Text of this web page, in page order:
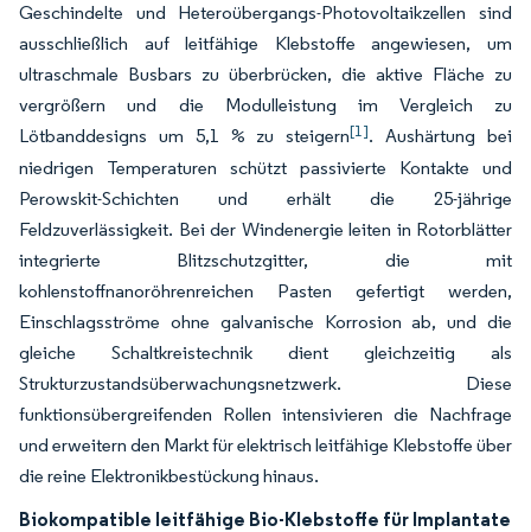
Geschindelte und Heteroübergangs-Photovoltaikzellen sind
ausschließlich auf leitfähige Klebstoffe angewiesen, um
ultraschmale Busbars zu überbrücken, die aktive Fläche zu
vergrößern und die Modulleistung im Vergleich zu
Lötbanddesigns um 5,1 % zu steigern[1]. Aushärtung bei
niedrigen Temperaturen schützt passivierte Kontakte und
Perowskit-Schichten und erhält die 25-jährige
Feldzuverlässigkeit. Bei der Windenergie leiten in Rotorblätter
integrierte Blitzschutzgitter, die mit
kohlenstoffnanoröhrenreichen Pasten gefertigt werden,
Einschlagsströme ohne galvanische Korrosion ab, und die
gleiche Schaltkreistechnik dient gleichzeitig als
Strukturzustandsüberwachungsnetzwerk. Diese
funktionsübergreifenden Rollen intensivieren die Nachfrage
und erweitern den Markt für elektrisch leitfähige Klebstoffe über
die reine Elektronikbestückung hinaus.
Biokompatible leitfähige Bio-Klebstoffe für Implantate